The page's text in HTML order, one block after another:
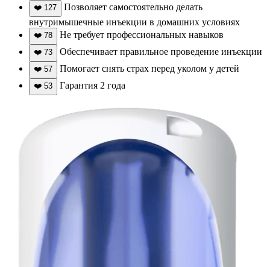
❤️ 127
Позволяет самостоятельно делать
внутримышечные инъекции в домашних условиях
❤️ 78 Не требует профессиональных навыков
❤️ 73 Обеспечивает правильное проведение инъекции
❤️ 57 Помогает снять страх перед уколом у детей
❤️ 53 Гарантия 2 года